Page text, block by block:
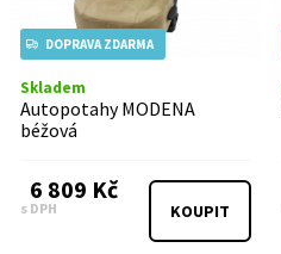
DOPRAVA ZDARMA
Skladem
Autopotahy MODENA
béžová
6 809 Kč
s DPH KOUPIT